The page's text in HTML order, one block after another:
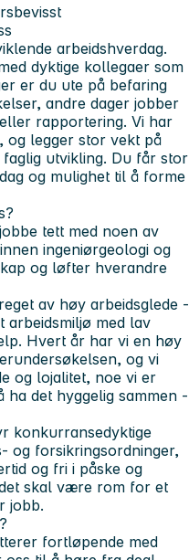
arbeidshverdag.
dyktige kollegaer som
er du ute på befaring
andre dager jobber
rapportering. Vi har
og legger stor vekt på
utvikling. Du får stor
og mulighet til å forme
tett med noen av
ingeniørgeologi og
og løfter hverandre
av høy arbeidsglede -
arbeidsmiljø med lav
Hvert år har vi en høy
og vi
og lojalitet, noe vi er
ha det hyggelig sammen -
konkurransedyktige
og forsikringsordninger,
og fri i påske og
skal være rom for et
jobb.
fortløpende med